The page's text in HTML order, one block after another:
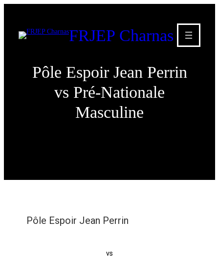
FRJEP Charnas
Pôle Espoir Jean Perrin
vs Pré-Nationale
Masculine
Pôle Espoir Jean Perrin
vs